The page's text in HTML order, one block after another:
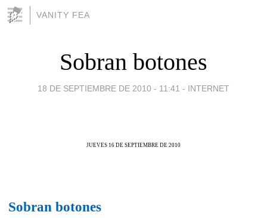
VANITY FEA
Sobran botones
18 DE SEPTIEMBRE DE 2010 - 11:41 - INTERNET
JUEVES 16 DE SEPTIEMBRE DE 2010
Sobran botones